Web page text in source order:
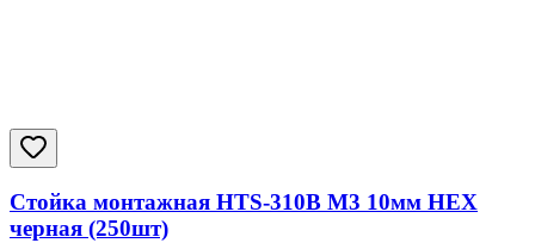
Стойка монтажная HTS-310B M3 10мм HEX
черная (250шт)